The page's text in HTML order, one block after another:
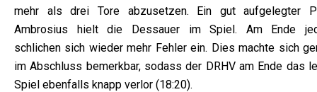
mehr als drei Tore abzusetzen. Ein gut aufgelegter
Ambrosius hielt die Dessauer im Spiel. Am Ende
schlichen sich wieder mehr Fehler ein. Dies machte sich
im Abschluss bemerkbar, sodass der DRHV am Ende das
Spiel ebenfalls knapp verlor (18:20).